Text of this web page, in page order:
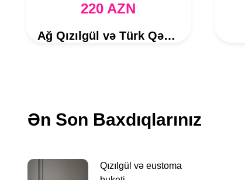
220 AZN
Ağ Qızılgül və Türk Qərənfili
Ən Son Baxdıqlarınız
Qızılgül və eustoma